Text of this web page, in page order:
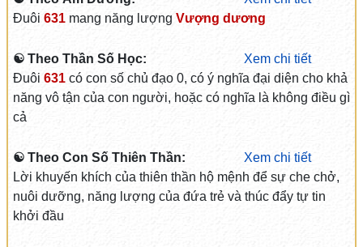
Đuôi 631mang năng lượng Vượng dương
☯ Theo Thần Số Học:
Xem chi tiết
Đuôi 631có con số chủ đạo 0, có ý nghĩa đại diện cho khả
năng vô tận của con người, hoặc có nghĩa là không điều gì
cả
☯ Theo Con Số Thiên Thần:
Xem chi tiết
Lời khuyến khích của thiên thần hộ mệnh để sự che chở,
nuôi dưỡng, năng lượng của đứa trẻ và thúc đẩy tự tin
khởi đầu